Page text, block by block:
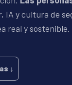
IA y cultura de
real y sostenible.
↓